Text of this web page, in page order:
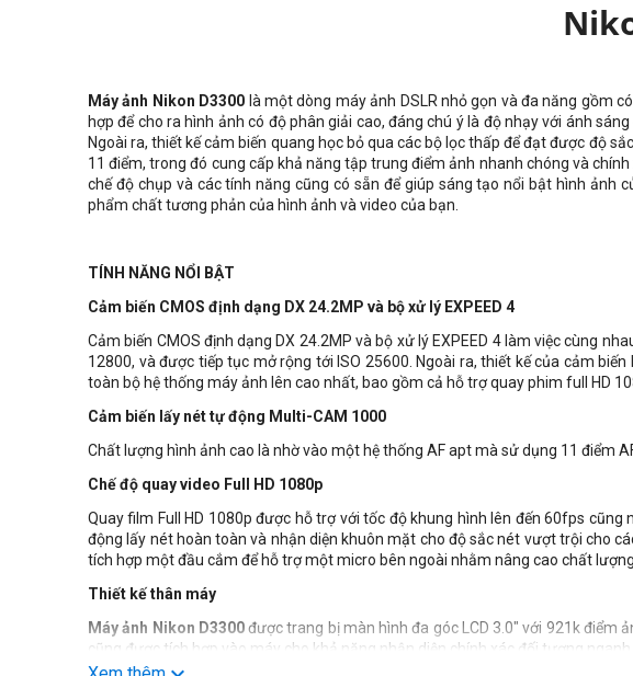
Máy ảnh Nikon D3300 là một dòng máy ảnh DSLR nhỏ gọn và đa năng gồm
hợp để cho ra hình ảnh có độ phân giải cao, đáng chú ý là độ nhạy với ánh
Ngoài ra, thiết kế cảm biến quang học bỏ qua các bộ lọc thấp để đạt được độ
11 điểm, trong đó cung cấp khả năng tập trung điểm ảnh nhanh chóng và
chế độ chụp và các tính năng cũng có sẵn để giúp sáng tạo nổi bật hình ảnh
phẩm chất tương phản của hình ảnh và video của bạn.
TÍNH NĂNG NỔI BẬT
Cảm biến CMOS định dạng DX 24.2MP và bộ xử lý EXPEED 4
Cảm biến CMOS định dạng DX 24.2MP và bộ xử lý EXPEED 4 làm việc cùng
12800, và được tiếp tục mở rộng tới ISO 25600. Ngoài ra, thiết kế của cảm
toàn bộ hệ thống máy ảnh lên cao nhất, bao gồm cả hỗ trợ quay phim full HD
Cảm biến lấy nét tự động Multi-CAM 1000
Chất lượng hình ảnh cao là nhờ vào một hệ thống AF apt mà sử dụng 11 điểm
Chế độ quay video Full HD 1080p
Quay film Full HD 1080p được hỗ trợ với tốc độ khung hình lên đến 60fps
động lấy nét hoàn toàn và nhận diện khuôn mặt cho độ sắc nét vượt trội cho
tích hợp một đầu cắm để hỗ trợ một micro bên ngoài nhằm nâng cao chất
Thiết kế thân máy
Máy ảnh Nikon D3300được trang bị màn hình đa góc LCD 3.0" với 921k điểm
cũng được tích hợp vào máy cho khả năng nhận diện chính xác đối tượng